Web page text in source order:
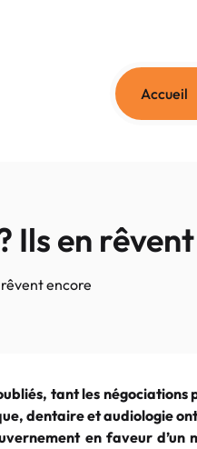
Accueil
Ils en
rêvent encore
tant les négociations
dentaire et audiologie
en faveur d’un